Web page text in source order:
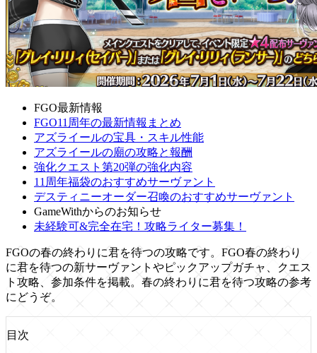
FGO最新情報
FGO11周年の最新情報まとめ
アズライールの宝具・スキル性能
アズライールの廟の攻略と報酬
強化クエスト第20弾の強化内容
11周年福袋のおすすめサーヴァント
デスティニーオーダー召喚のおすすめサーヴァント
GameWithからのお知らせ
未経験可&完全在宅！攻略ライター募集！
FGOの春の終わりに君を待つの攻略です。FGO春の終わり
に君を待つの新サーヴァントやピックアップガチャ、クエス
ト攻略、参加条件を掲載。春の終わりに君を待つ攻略の参考
にどうぞ。
目次